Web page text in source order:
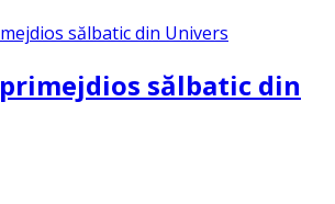
sălbatic din